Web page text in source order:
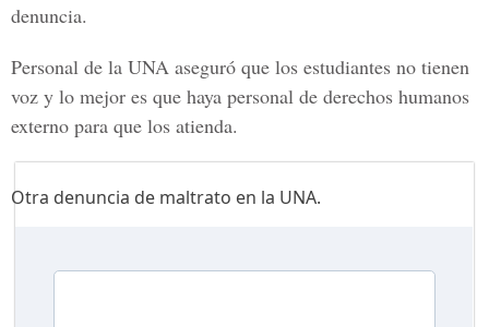
denuncia.
Personal de la UNA aseguró que los estudiantes no tienen
voz y lo mejor es que haya personal de derechos humanos
externo para que los atienda.
Otra denuncia de maltrato en la UNA.